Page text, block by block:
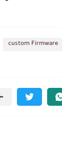
custom Firmware